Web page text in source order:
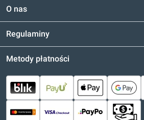
O nas
Regulaminy
Metody płatności